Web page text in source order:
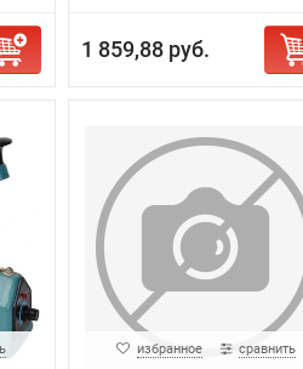
1 859,88 руб.
избранное сравнить